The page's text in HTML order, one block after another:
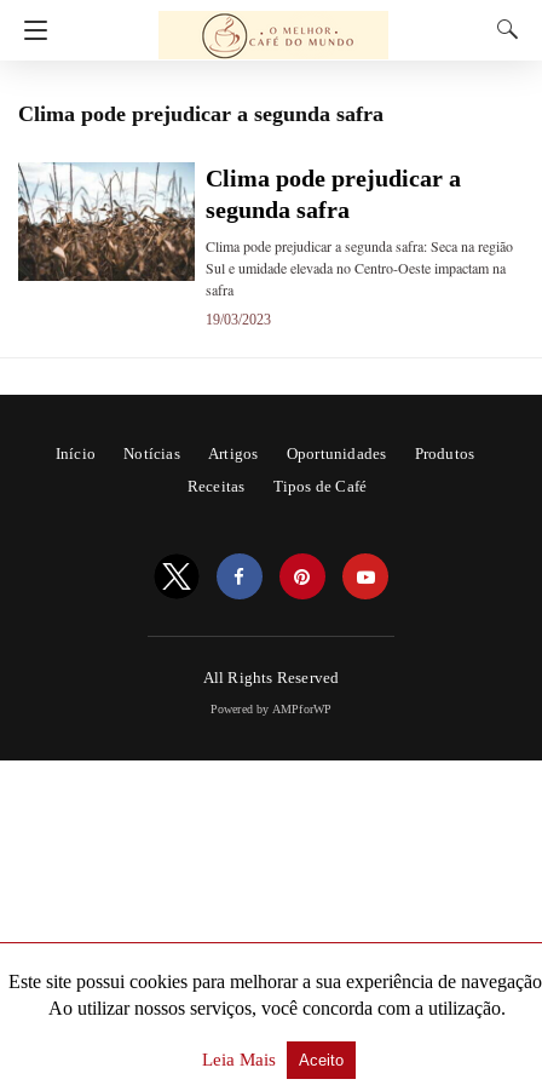
Clima pode prejudicar a segunda safra
Clima pode prejudicar a
segunda safra
Clima pode prejudicar a segunda safra: Seca na região
Sul e umidade elevada no Centro-Oeste impactam na
safra
19/03/2023
Início Notícias Artigos Oportunidades
Produtos
Receitas
Tipos de Café
All Rights Reserved
Powered by AMPforWP
Este site possui cookies para melhorar a sua experiência de
Ao utilizar nossos serviços, você concorda com a utilização.
Leia Mais Aceito